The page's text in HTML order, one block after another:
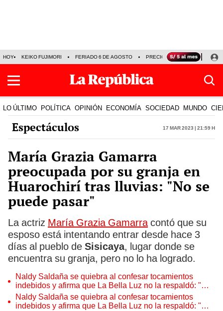
HOY KEIKO FUJIMORI FERIADO 6 DE AGOSTO PRECIO DEL DÓLAR
LO ÚLTIMO POLÍTICA OPINIÓN ECONOMÍA SOCIEDAD MUNDO
Espectáculos 17 Mar 2023 | 21:59 h
María Grazia Gamarra
preocupada por su granja en
Huarochirí tras lluvias: "No se
puede pasar"
La actriz María Grazia Gamarracontó que su
esposo está intentando entrar desde hace 3
días al pueblo de Sisicaya, lugar donde se
encuentra su granja, pero no lo ha logrado.
Naldy Saldaña se quiebra al confesar tocamientos
indebidos y afirma que La Bella Luz no la respaldó: "Me
siento sola"
Naldy Saldaña se quiebra al confesar tocamientos
indebidos y afirma que La Bella Luz no la respaldó: "Me